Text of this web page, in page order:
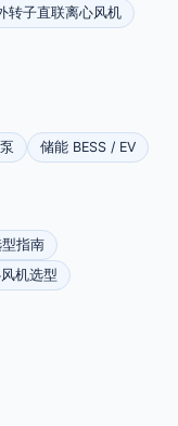
转子直联离心风机
储能 BESS / EV
指南
机选型